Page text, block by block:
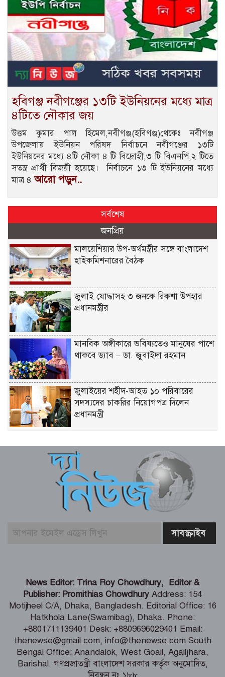
হবিগঞ্জ নবীগঞ্জের ১৩টি ইউনিয়নের মধ্যে মাত্র
৪টিতে নৌকার জয়
উত্তম কুমার পাল হিমেল,নবীগঞ্জ(হবিগঞ্জ)থেকেঃ নবীগঞ্জ
উপজেলায় ইউনিয়ন পরিষদ নির্বাচনে নবীগঞ্জের ১৩টি
ইউনিয়নের মধ্যে ৪টি নৌকা ৪ টি বিদ্রোহী,৩ টি বিএনপি,২ টিতে
সতন্ত্র প্রার্থী বিজয়ী হয়েছে। নির্বাচনে ১৩ টি ইউনিয়নের মধ্যে
মাত্র ৪আরো পড়ুন..
সর্বশেষ
জনপ্রিয়
মালয়েশিয়ার উপ-অর্থমন্ত্রীর সঙ্গে বাংলাদেশ
হাইকমিশনারের বৈঠক
জুলাই যোদ্ধাসহ ৩ জনকে রিকশা উপহার
প্রধানমন্ত্রীর
মানবিক অঙ্গীকারে ভবিষ্যতেও মানুষের পাশে
থাকবে ড্যাব – ডা. জুবাইদা রহমান
জুলাইয়ের শহীদ-আহত ১০ পরিবারের
সদস্যদের চাকরির নিয়োগপত্র দিলেন
প্রধানমন্ত্রী
আন্দোলনের ফসল – স্বরাষ্ট্রমন্ত্রী
জ্বালানি সংকট মোকাবিলায় সরকার সর্বোচ্চ
চেষ্টা করছে – প্রধানমন্ত্রী
জুলাই গণঅভ্যুত্থানের দুই যোদ্ধাকে
অটোরিকশা-রিকশা উপহার দিলেন প্রধানমন্ত্রী
চলনবিলে সমন্বিত ইকো-ট্যুরিজম প্রকল্পের
সম্ভাব্যতা যাচাই শুরু -বিমান মন্ত্রী
রাতের আধাঁরে সামাজিক বনায়নের গাছ লুট
News Editor: Trina Roy Chowdhury, Editor &
Publisher: Promithias Chowdhury Address: 154
Motijheel C/A, Dhaka, Bangladesh. Editorial Office: 16
Hatkhola Lane(Swamibag), Dhaka. Phone:
+8801711139401 Desk: +8809696029401 Email:
thenewse@gmail.com, info@thenewse.com South
Bengal Office: Anandalok, West Goail, Agailjhara,
Barishal. গণপ্রজাতন্ত্রী বাংলাদেশ সরকার কর্তৃক অনুমোদিত,